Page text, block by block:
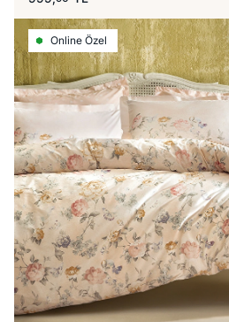
Online Özel